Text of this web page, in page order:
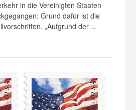
in die Vereinigten Staaten
Grund dafür ist die
„Aufgrund der…